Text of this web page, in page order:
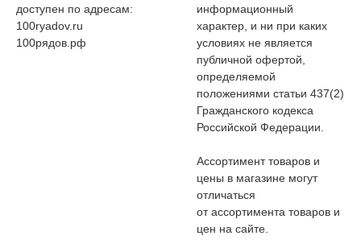
доступен по адресам:
100ryadov.ru
100рядов.рф
информационный
характер, и ни при каких
условиях не является
публичной офертой,
определяемой
положениями статьи 437(2)
Гражданского кодекса
Российской Федерации.
Ассортимент товаров и
цены в магазине могут
отличаться
от ассортимента товаров и
цен на сайте.